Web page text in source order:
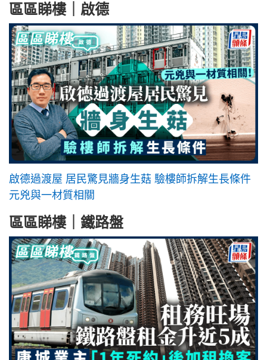
區區睇樓｜啟德
啟德過渡屋 居民驚見牆身生菇 驗樓師拆解生長條件
元兇與一材質相關
區區睇樓｜鐵路盤